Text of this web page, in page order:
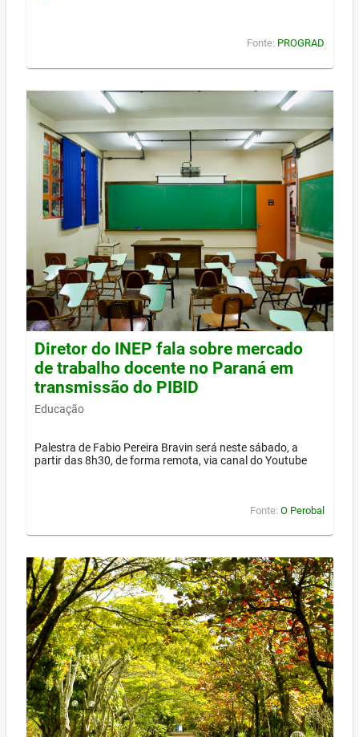
Fonte: PROGRAD
Diretor do INEP fala sobre mercado
de trabalho docente no Paraná em
transmissão do PIBID
Educação
Palestra de Fabio Pereira Bravin será neste sábado, a
partir das 8h30, de forma remota, via canal do Youtube
Fonte: O Perobal